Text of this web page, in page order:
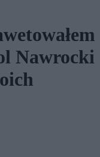
Nawrocki